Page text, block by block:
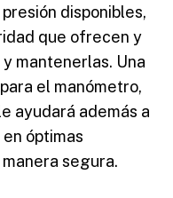
disponibles,
que ofrecen y
mantenerlas. Una
el manómetro,
ayudará además a
óptimas
segura.